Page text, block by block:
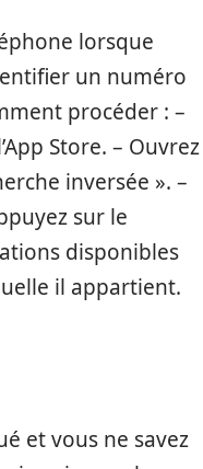
lorsque
un numéro
procéder : –
Store. – Ouvrez
inversée ». –
sur le
disponibles
il appartient.
et vous ne savez